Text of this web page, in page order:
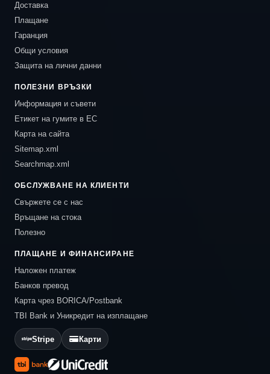
Доставка
Плащане
Гаранция
Общи условия
Защита на лични данни
ПОЛЕЗНИ ВРЪЗКИ
Информация и съвети
Етикет на гумите в ЕС
Карта на сайта
Sitemap.xml
Searchmap.xml
ОБСЛУЖВАНЕ НА КЛИЕНТИ
Свържете се с нас
Връщане на стока
Полезно
ПЛАЩАНЕ И ФИНАНСИРАНЕ
Наложен платеж
Банков превод
Карта чрез BORICA/Postbank
TBI Bank и Уникредит на изплащане
Stripe Карти